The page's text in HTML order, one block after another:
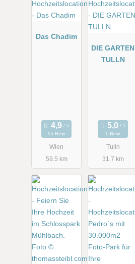
Das Chadim
15 Bew.
Wien
59.5 km
DIE GARTEN
TULLN
1 Bew.
Tulln
31.7 km